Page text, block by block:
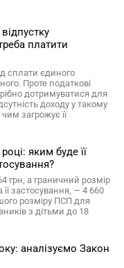
платити
сплати єдиного
Проте податкові
дотримуватися для
доходу у такому
загрожує її
яким буде її
грн, а граничний розмір
застосування, — 4 660
розміру ПСП для
з дітьми до 18
аналізуємо Закон